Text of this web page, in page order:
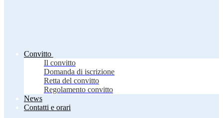
Convitto
Il convitto
Domanda di iscrizione
Retta del convitto
Regolamento convitto
News
Contatti e orari